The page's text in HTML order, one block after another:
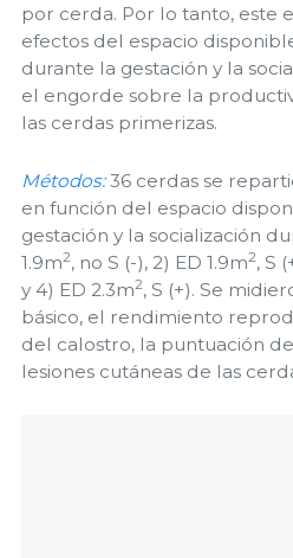
por cerda. Por lo tanto, este
efectos del espacio
durante la gestación y la
el engorde sobre la
las cerdas primerizas.
Métodos:36 cerdas se
en función del espacio
gestación y la socialización
1.9m2, no S (-), 2) ED 1.9m2, S
y 4) ED 2.3m2, S (+). Se
básico, el rendimiento
del calostro, la puntuación
lesiones cutáneas de las